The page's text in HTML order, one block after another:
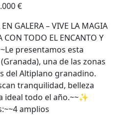
€
GALERA – VIVE LA MAGIA
CON TODO EL ENCANTO Y
presentamos esta
una de las zonas
del Altiplano granadino.
tranquilidad, belleza
ideal todo el año.~~✨
amplios